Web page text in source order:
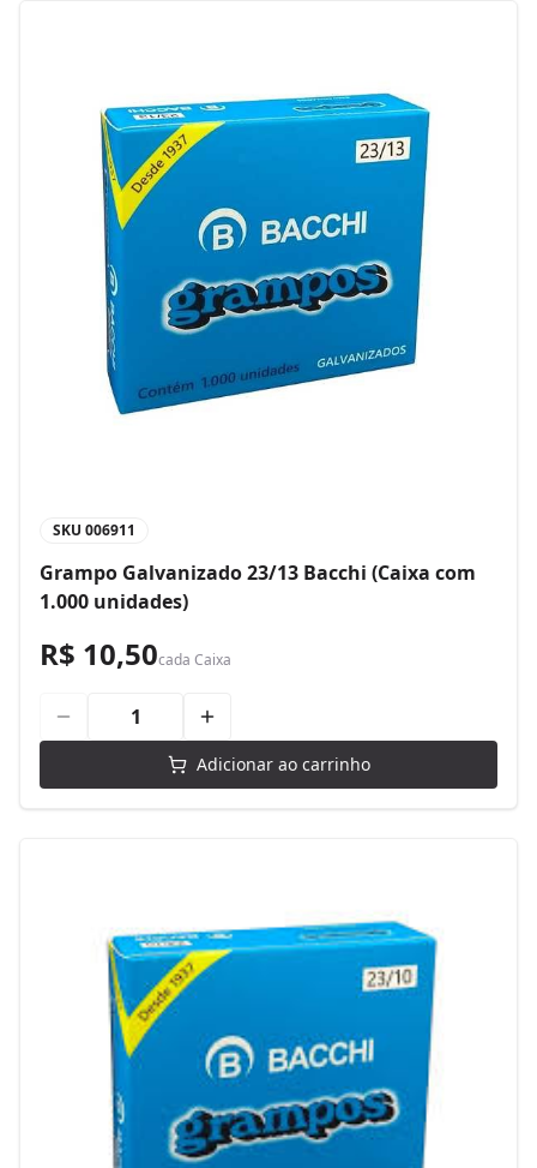
SKU 006911
Grampo Galvanizado 23/13 Bacchi (Caixa com
1.000 unidades)
R$ 10,50cada Caixa
Adicionar ao carrinho